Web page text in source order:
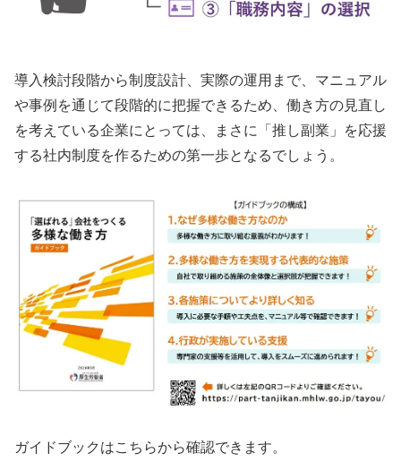
導入検討段階から制度設計、実際の運用まで、マニュアル
や事例を通じて段階的に把握できるため、働き方の見直し
を考えている企業にとっては、まさに「推し副業」を応援
する社内制度を作るための第一歩となるでしょう。
ガイドブックはこちらから確認できます。